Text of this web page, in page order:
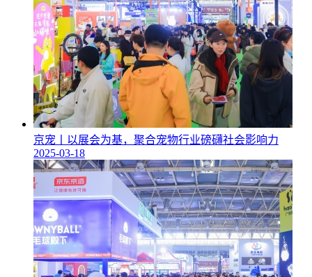
京宠丨以展会为基，聚合宠物行业磅礴社会影响力
2025-03-18